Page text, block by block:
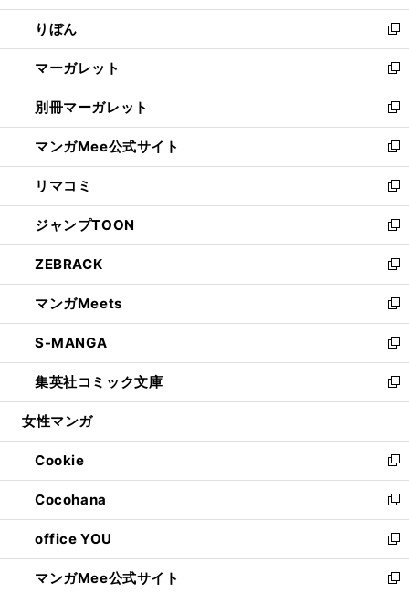
開
く
ウ
で
開
く
ン
ド
ウ
で
開
く
ウ
ィ
ン
ド
ウ
で
開
く
りぼん
新
し
い
ウ
ィ
ン
ド
ウ
で
開
く
マーガレット
新
し
い
ウ
ィ
ン
ド
ウ
で
開
く
別冊マーガレット
新
し
い
ウ
ィ
ン
ド
ウ
で
開
く
マンガMee公式サイト
新
し
い
ウ
ィ
ン
ド
ウ
で
開
く
リマコミ
新
し
い
ウ
ィ
ン
ド
ウ
で
開
く
ジャンプTOON
新
し
い
ウ
ィ
ン
ド
ウ
で
開
ZEBRACK
新
し
い
ウ
ィ
ン
ド
ウ
開
く
マンガMeets
新
し
い
ウ
ィ
ン
ウ
で
開
く
S-MANGA
新
し
い
ウ
ン
ド
ウ
で
開
く
集英社コミック文庫
新
し
ウ
ィ
ン
ド
ウ
で
開
く
女性マンガ
Cookie
新
し
い
ウ
ィ
ン
ド
Cocohana
新
し
い
ウ
ィ
office YOU
新
し
い
マンガMee公式サイト 新